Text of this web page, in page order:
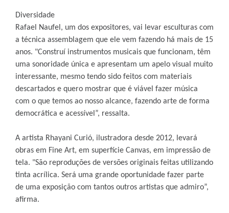
Diversidade
Rafael Naufel, um dos expositores, vai levar esculturas com
a técnica assemblagem que ele vem fazendo há mais de 15
anos. "Construí instrumentos musicais que funcionam, têm
uma sonoridade única e apresentam um apelo visual muito
interessante, mesmo tendo sido feitos com materiais
descartados e quero mostrar que é viável fazer música
com o que temos ao nosso alcance, fazendo arte de forma
democrática e acessível”, ressalta.
A artista Rhayani Curió, ilustradora desde 2012, levará
obras em Fine Art, em superfície Canvas, em impressão de
tela. "São reproduções de versões originais feitas utilizando
tinta acrílica. Será uma grande oportunidade fazer parte
de uma exposição com tantos outros artistas que admiro”,
afirma.